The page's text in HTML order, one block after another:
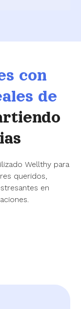
con
de
Wellthy para
queridos,
en